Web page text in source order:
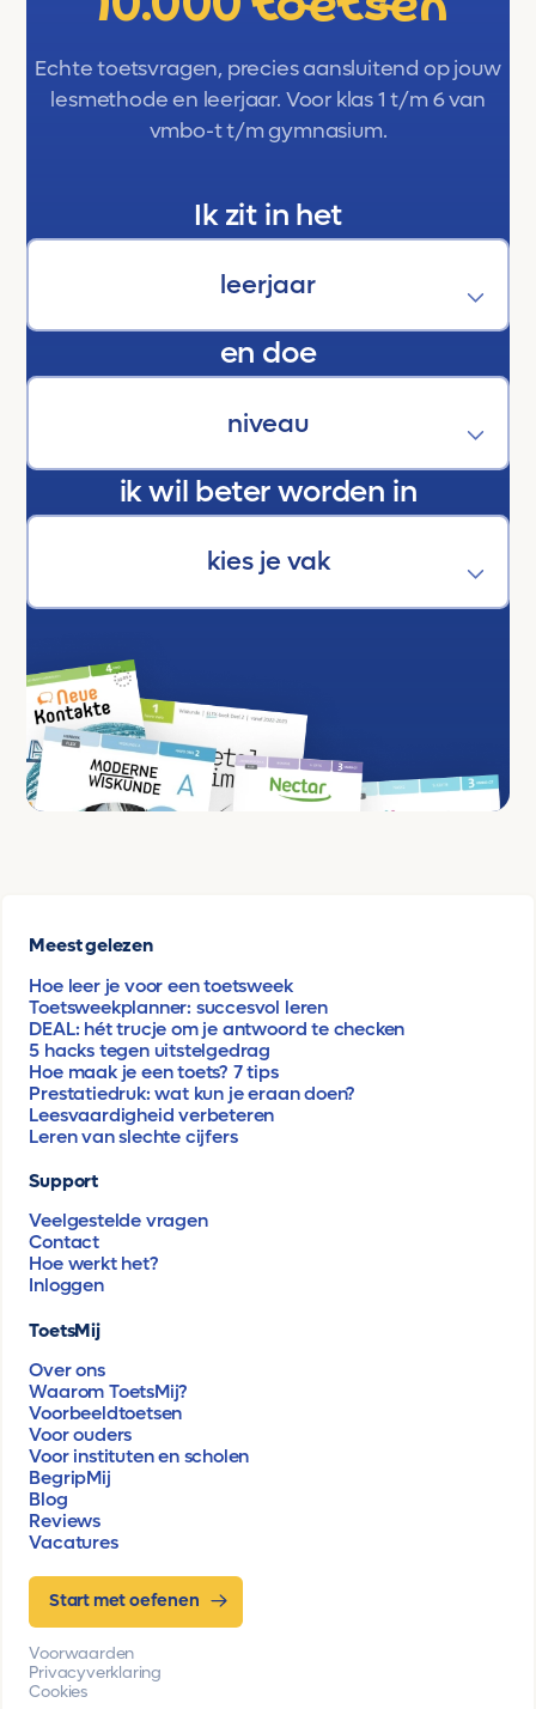
10.000 toetsen
Echte toetsvragen, precies aansluitend op jouw
lesmethode en leerjaar. Voor klas 1 t/m 6 van
vmbo-t t/m gymnasium.
Ik zit in het
en doe
ik wil beter worden in
Meest gelezen
Hoe leer je voor een toetsweek
Toetsweekplanner: succesvol leren
DEAL: hét trucje om je antwoord te checken
5 hacks tegen uitstelgedrag
Hoe maak je een toets? 7 tips
Prestatiedruk: wat kun je eraan doen?
Leesvaardigheid verbeteren
Leren van slechte cijfers
Support
Veelgestelde vragen
Contact
Hoe werkt het?
Inloggen
ToetsMij
Over ons
Waarom ToetsMij?
Voorbeeldtoetsen
Voor ouders
Voor instituten en scholen
BegripMij
Blog
Reviews
Vacatures
Start met oefenen
Voorwaarden
Privacyverklaring
Cookies